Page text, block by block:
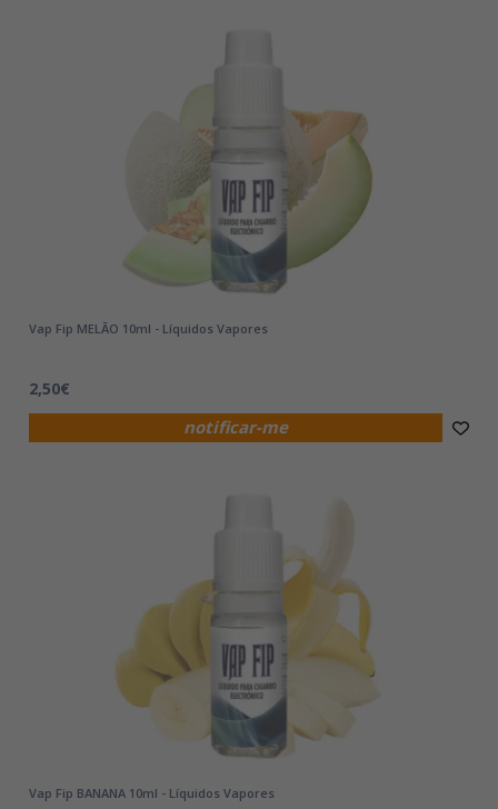
notificar-me
Vap Fip MELÃO 10ml - Líquidos Vapores
2,50€
Vap Fip BANANA 10ml - Líquidos Vapores